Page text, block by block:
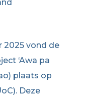
2025 vond de
‘Awa pa
plaats op
Deze